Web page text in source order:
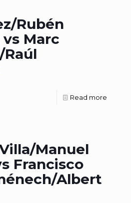
Rubén
vs Marc
Raúl
Read more
Manuel
Francisco
Albert